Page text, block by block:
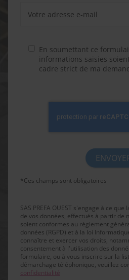
En soumettant ce
informations saisies
cadre strict de ma
*Ces champs sont obligatoires
SAS PREFA OUEST s'engage à ce
de vos données, effectués à partir de
soient conformes au règlement
données (RGPD) et à la loi
connaître et exercer vos droits,
consentement à l'utilisation des
formulaire, ou à vous inscrire sur la
démarchage téléphonique, veuillez
confidentialité